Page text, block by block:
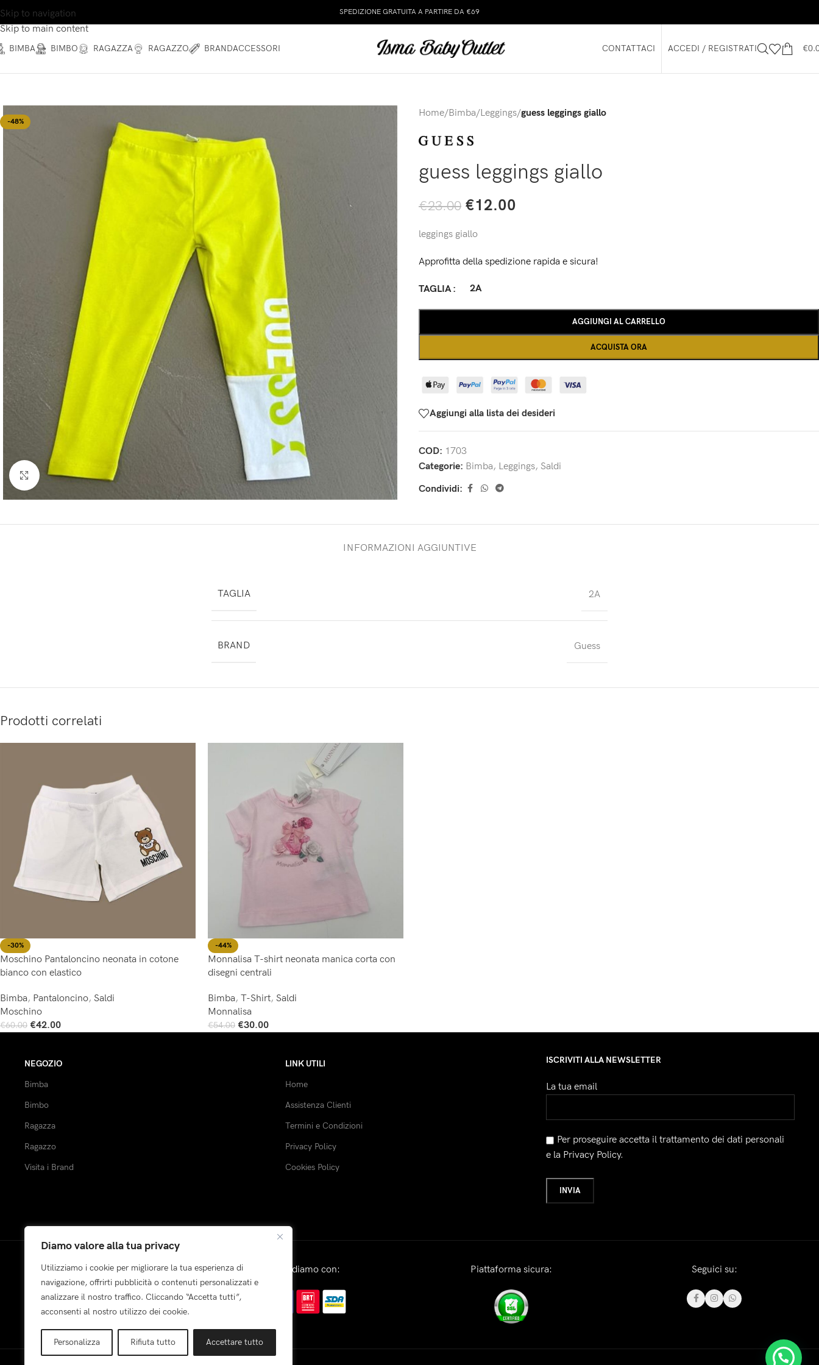
Diamo valore alla tua privacy
Utilizziamo i cookie per migliorare la tua esperienza di
navigazione, offrirti pubblicità o contenuti personalizzati e
analizzare il nostro traffico. Cliccando “Accetta tutti”,
acconsenti al nostro utilizzo dei cookie.
Personalizza Rifiuta tutto Accettare tutto
Skip to navigation
Skip to main content
SPEDIZIONE GRATUITA A PARTIRE DA €69
BIMBA BIMBO RAGAZZA RAGAZZO BRANDACCESSORI CONTATTACI ACCEDI / REGISTRATI €
-48%
Click to enlarge
Home/Bimba/Leggings/guess leggings giallo
guess leggings giallo
€23.00 €12.00
leggings giallo
Approfitta della spedizione rapida e sicura!
TAGLIA 2A
AGGIUNGI AL CARRELLO
ACQUISTA ORA
Aggiungi alla lista dei desideri
COD: 1703
Categorie: Bimba, Leggings, Saldi
Condividi:
INFORMAZIONI AGGIUNTIVE
TAGLIA 2A
BRAND Guess
Prodotti correlati
-30%
Moschino Pantaloncino neonata in cotone
bianco con elastico
Bimba, Pantaloncino, Saldi
Moschino
€60.00 €42.00
-44%
Monnalisa T-shirt neonata manica corta con
disegni centrali
Bimba, T-Shirt, Saldi
Monnalisa
€54.00 €30.00
NEGOZIO
Bimba
Bimbo
Ragazza
Ragazzo
Visita i Brand
LINK UTILI
Home
Assistenza Clienti
Termini e Condizioni
Privacy Policy
Cookies Policy
ISCRIVITI ALLA NEWSLETTER
La tua email
Per proseguire accetta il trattamento dei dati personali
e la Privacy Policy.
Pagamenti: Spediamo con: Piattaforma sicura: Seguici su: